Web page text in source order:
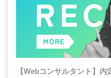
【Webコンサルタント】